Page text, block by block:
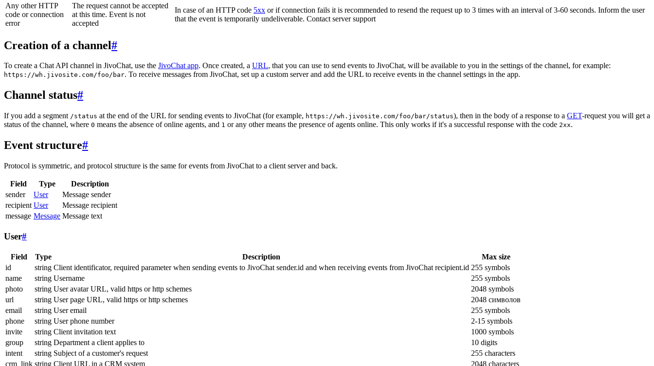
Any other HTTP
code or connection
error
The request cannot be accepted
at this time. Event is not
accepted
In case of an HTTP code 5xx or if connection fails it is recommended to resend the request up to 3 times with an interval of 3-60 seconds. Inform the user
that the event is temporarily undeliverable. Contact server support
Creation of a channel#
To create a Chat API channel in JivoChat, use the JivoChat app. Once created, a URL, that you can use to send events to JivoChat, will be available to you in the settings of the channel, for example:
https://wh.jivosite.com/foo/bar. To receive messages from JivoChat, set up a custom server and add the URL to receive events in the channel settings in the app.
Channel status#
If you add a segment /status at the end of the URL for sending events to JivoChat (for example, https://wh.jivosite.com/foo/bar/status), then in the body of a response to a GET-request you will get a
status of the channel, where 0 means the absence of online agents, and 1 or any other means the presence of agents online. This only works if it's a successful response with the code 2xx.
Event structure#
Protocol is symmetric, and protocol structure is the same for events from JivoChat to a client server and back.
Field Type
Description
sender
User
Message sender
recipient User
Message recipient
message Message Message text
User#
Field Type Description
Max size
id
string Client identificator, required parameter when sending events to JivoChat sender.id and when receiving events from JivoChat recipient.id 255 symbols
name
string Username
255 symbols
photo
string User avatar URL, valid https or http schemes
2048 symbols
url
string User page URL, valid https or http schemes
2048 символов
email
string User email
255 symbols
phone
string User phone number
2-15 symbols
invite
string Client invitation text
1000 symbols
group
string Department a client applies to
10 digits
intent
string Subject of a customer's request
255 characters
crm_link string Client URL in a CRM system 2048 characters